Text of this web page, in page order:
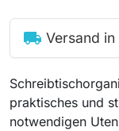
local_shipping Versand in
praktisches und
notwendigen